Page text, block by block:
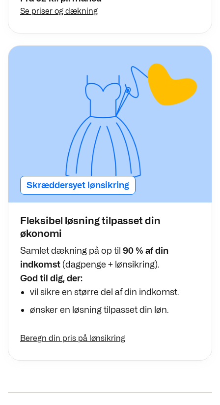
Se priser og dækning
Skræddersyet lønsikring
Fleksibel løsning tilpasset din
økonomi
Samlet dækning på op til 90 % af din
indkomst (dagpenge + lønsikring).
God til dig, der:
vil sikre en større del af din indkomst.
ønsker en løsning tilpasset din løn.
Beregn din pris på lønsikring